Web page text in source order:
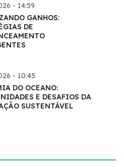
- 14:59
GANHOS:
DE
- 10:45
DO OCEANO:
E DESAFIOS DA
SUSTENTÁVEL